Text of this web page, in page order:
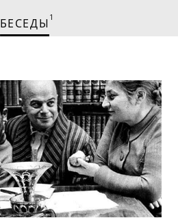
БЕСЕДЫ 1